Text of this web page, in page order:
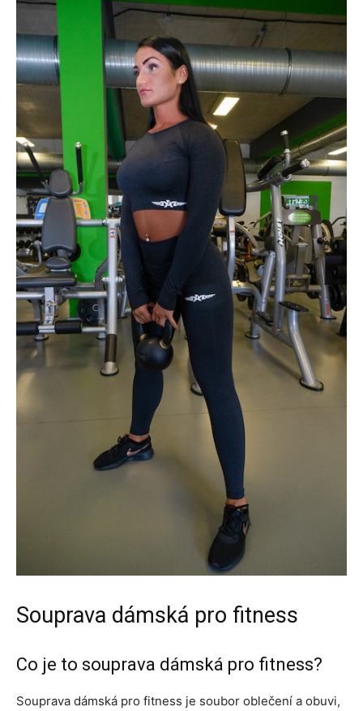
Souprava dámská pro fitness
Co je to souprava dámská pro fitness?
Souprava dámská pro fitness je soubor oblečení a obuvi,